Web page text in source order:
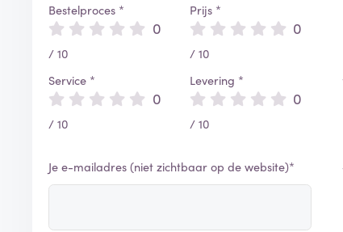
Bestelproces *
0
/ 10
Service *
0
/ 10
Prijs *
0
/ 10
Levering *
0
/ 10
Je e-mailadres (niet zichtbaar op de website)*